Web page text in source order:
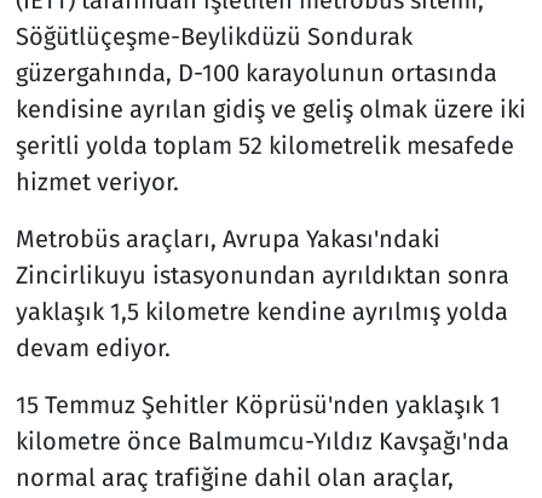
Söğütlüçeşme-Beylikdüzü Sondurak
güzergahında, D-100 karayolunun ortasında
kendisine ayrılan gidiş ve geliş olmak üzere iki
şeritli yolda toplam 52 kilometrelik mesafede
hizmet veriyor.
Metrobüs araçları, Avrupa Yakası'ndaki
Zincirlikuyu istasyonundan ayrıldıktan sonra
yaklaşık 1,5 kilometre kendine ayrılmış yolda
devam ediyor.
15 Temmuz Şehitler Köprüsü'nden yaklaşık 1
kilometre önce Balmumcu-Yıldız Kavşağı'nda
normal araç trafiğine dahil olan araçlar,